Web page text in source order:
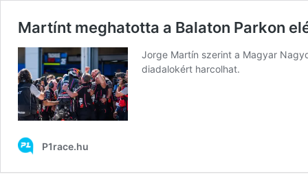
Martínt meghatotta a Balaton Parkon
Jorge Martín szerint a Magyar
diadalokért harcolhat.
P1race.hu